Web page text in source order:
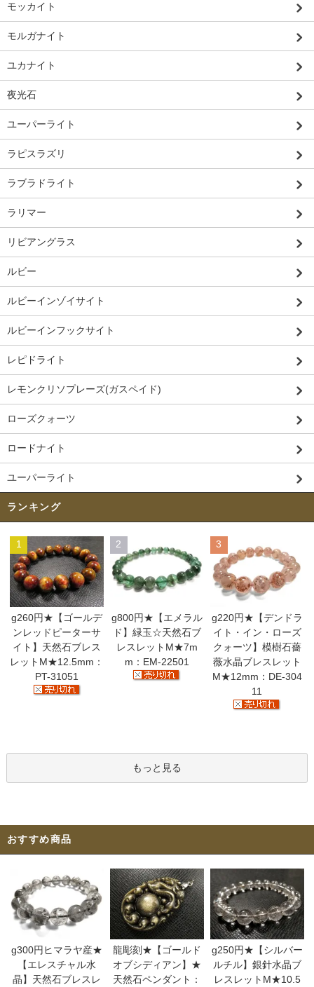
モッカイト
モルガナイト
ユカナイト
夜光石
ユーパーライト
ラピスラズリ
ラブラドライト
ラリマー
リビアングラス
ルビー
ルビーインゾイサイト
ルビーインフックサイト
レピドライト
レモンクリソプレーズ(ガスペイド)
ローズクォーツ
ロードナイト
ユーパーライト
ランキング
1
g260円★【ゴールデ
ンレッドピーターサ
イト】天然石ブレス
レットM★12.5mm：
PT-31051
2
g800円★【エメラル
ド】緑玉☆天然石ブ
レスレットM★7m
m：EM-22501
3
g220円★【デンドラ
イト・イン・ローズ
クォーツ】模樹石薔
薇水晶ブレスレット
M★12mm：DE-304
11
もっと見る
おすすめ商品
g300円ヒマラヤ産★
【エレスチャル水
晶】天然石ブレスレ
龍彫刻★【ゴールド
オブシディアン】★
天然石ペンダント：
g250円★【シルバー
ルチル】銀針水晶ブ
レスレットM★10.5